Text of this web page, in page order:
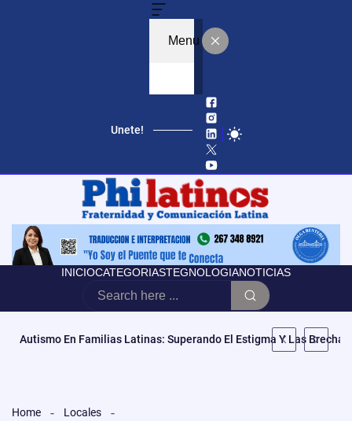
Menu
Unete!
INICIOCATEGORIASTEGNOLOGIANOTICIAS
Autismo En Familias Latinas: Superando El Estigma Y Las Brechas
Home
Locales